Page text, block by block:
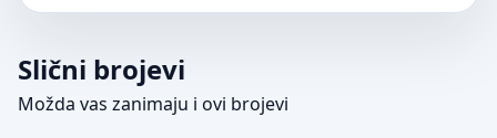
Slični brojevi
Možda vas zanimaju i ovi brojevi